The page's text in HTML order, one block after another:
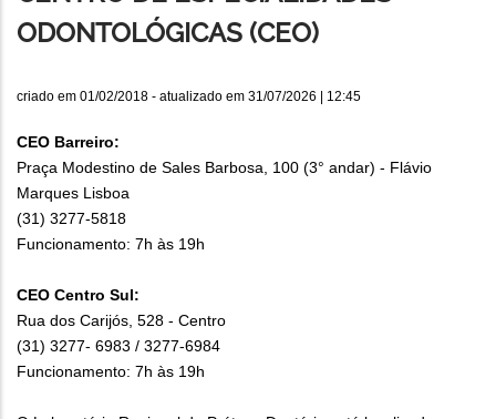
ODONTOLÓGICAS (CEO)
criado em 01/02/2018 - atualizado em 31/07/2026 | 12:45
CEO Barreiro:
Praça Modestino de Sales Barbosa, 100 (3° andar) - Flávio
Marques Lisboa
(31) 3277-5818
Funcionamento: 7h às 19h
CEO Centro Sul:
Rua dos Carijós, 528 - Centro
(31) 3277- 6983 / 3277-6984
Funcionamento: 7h às 19h